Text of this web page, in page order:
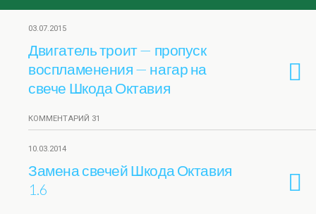
03.07.2015
Двигатель троит — пропуск
воспламенения — нагар на
свече Шкода Октавия
КОММЕНТАРИЙ 31
10.03.2014
Замена свечей Шкода Октавия
1.6